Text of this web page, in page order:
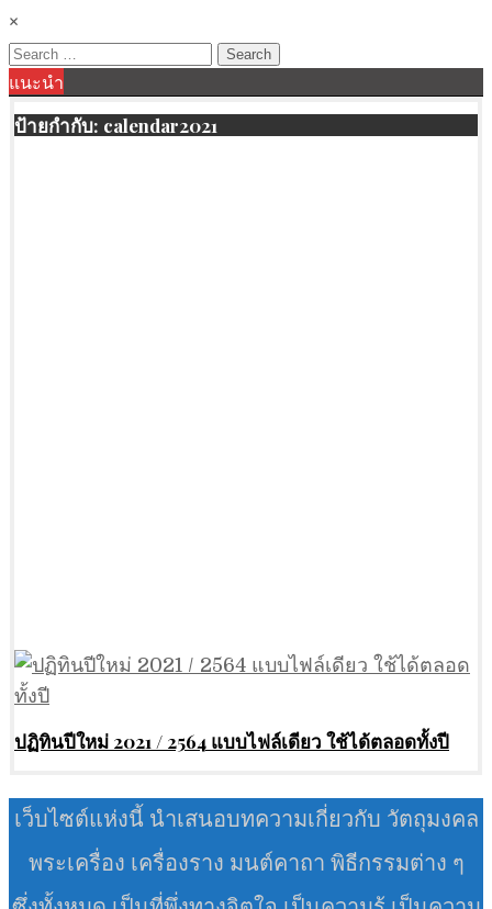
×
Search
for:
แนะนำ
ป้ายกำกับ: calendar2021
ปฏิทินปีใหม่ 2021 / 2564 แบบไฟล์เดียว ใช้ได้ตลอดทั้งปี
เว็บไซต์แห่งนี้ นำเสนอบทความเกี่ยวกับ วัตถุมงคล
พระเครื่อง เครื่องราง มนต์คาถา พิธีกรรมต่าง ๆ